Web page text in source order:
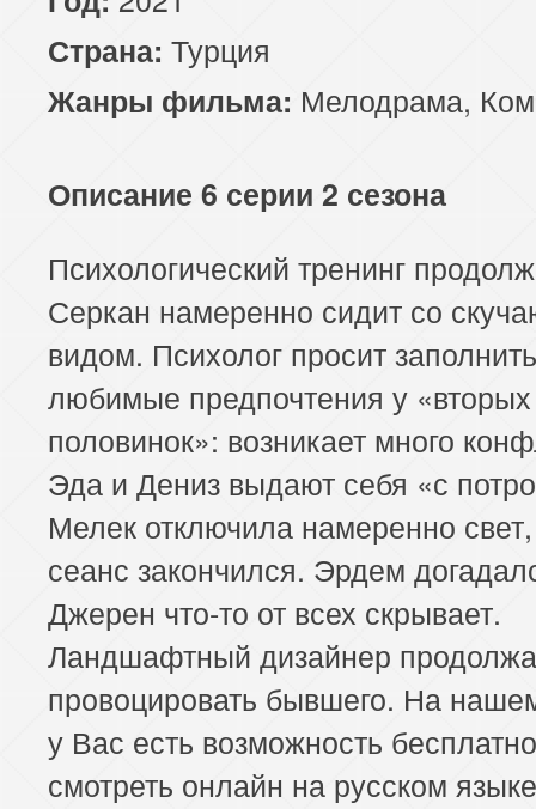
Страна: Турция
Жанры фильма: Мелодрама,
Описание 6 серии 2 сезона
Психологический тренинг
Серкан намеренно сидит со
видом. Психолог просит заполнить
любимые предпочтения у «вторых
половинок»: возникает много
Эда и Дениз выдают себя «с
Мелек отключила намеренно
сеанс закончился. Эрдем
Джерен что-то от всех скрывает.
Ландшафтный дизайнер
провоцировать бывшего. На
у Вас есть возможность бесплатно
смотреть онлайн на русском языке